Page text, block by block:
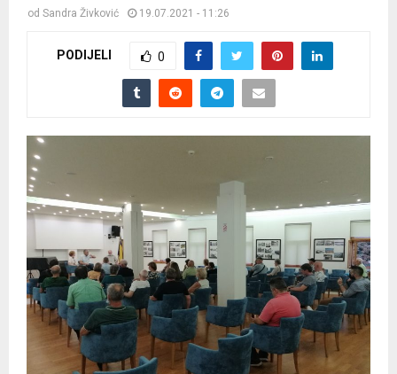
od Sandra Živković 19.07.2021 - 11:26
PODIJELI 0